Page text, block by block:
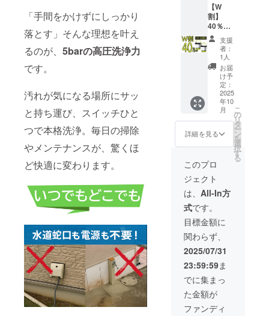
「手間をかけずにしっかり
落とす」そんな理想を叶え
るのが、 5barの高圧洗浄力
です。
汚れが気になる場所にサッ
と持ち運び、スイッチひと
つで本格洗浄。毎日の掃除
やメンテナンスが、驚くほ
ど快適に変わります。
会にお友達
登録をお願
いいたしま
す。
【当社規約
とご案内事
項】
●キャンセル
について
ご支援確定
後のキャン
セルは原則
としてお受
けしており
ません。あ
らかじめご
了承のう
え、ご支援
いただきま
すようお願
い申し上げ
・付属
ノズル
×２ ・
USB
ケーブ
ル×１
・日本
語説明
書 ×１
※PSE
マーク
（その
他法定
表示を
み 【配
送時
期】 商
品到着
は最短
で2025
年９
月、遅
くとも
１０月
を想定
してお
りま
す。 ※
製造状
況によ
【W
割】
40％OF
F100名
限定 定
56.000
→33,60
（税・
送料
込）
【内
容】 ・
高圧
ポータ
ブル洗
浄バケ
ツ ×２
・付属
ノズル
×４ ・
USB
ケーブ
ル×２
・日本
語説明
書 ×２
※PSE
マーク
（その
支援
者：
1人
お届
け予
定：
2025
年10
月
詳細を見る
こ
の
リ
タ
ー
ン
を
選
択
す
る
このプロ
ジェクト
は、 All-In方
式です。
目標金額に
関わらず、
2025/07/31
23:59:59ま
でに集まっ
た金額が
ファンディ